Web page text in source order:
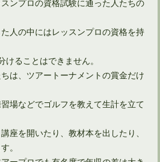
ロテストとQTの関係について
人の中にはレッスンプロの資格を持
ることはできません。
は、ツアートーナメントの賞金だけ
場などでゴルフを教えて生計を立て
座を開いたり、教材本を出したり、
。